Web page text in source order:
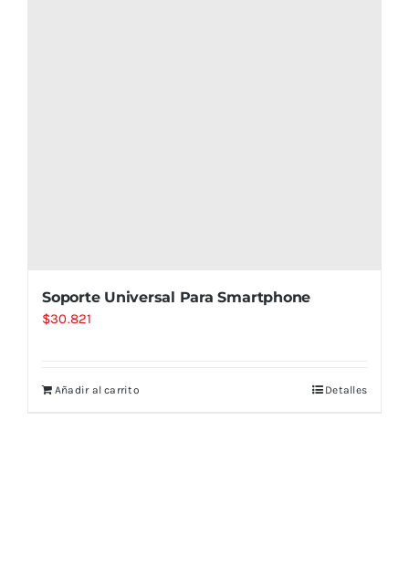
Soporte Universal Para Smartphone
$30.821
Añadir al carrito Detalles